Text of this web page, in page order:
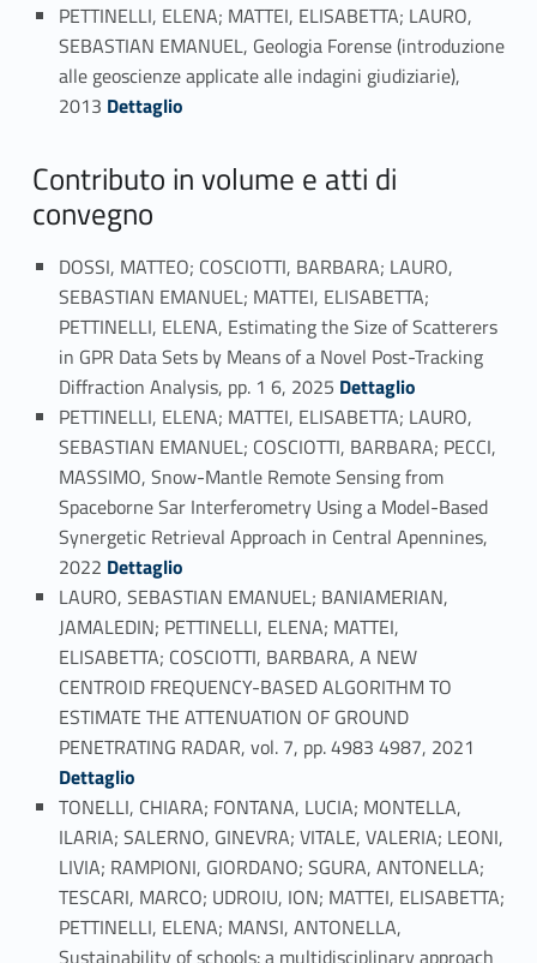
PETTINELLI, ELENA; MATTEI, ELISABETTA; LAURO,
SEBASTIAN EMANUEL, Geologia Forense (introduzione
alle geoscienze applicate alle indagini giudiziarie),
2013 Link identifier #identifier_person_169014-90
Dettaglio
Contributo in volume e atti di
convegno
DOSSI, MATTEO; COSCIOTTI, BARBARA; LAURO,
SEBASTIAN EMANUEL; MATTEI, ELISABETTA;
PETTINELLI, ELENA, Estimating the Size of Scatterers
in GPR Data Sets by Means of a Novel Post-Tracking
Diffraction Analysis, pp. 1 6, 2025 Link identifier #identifier_person_24024-91
Dettaglio
PETTINELLI, ELENA; MATTEI, ELISABETTA; LAURO,
SEBASTIAN EMANUEL; COSCIOTTI, BARBARA; PECCI,
MASSIMO, Snow-Mantle Remote Sensing from
Spaceborne Sar Interferometry Using a Model-Based
Synergetic Retrieval Approach in Central Apennines,
2022 Link identifier #identifier_person_57805-92
Dettaglio
LAURO, SEBASTIAN EMANUEL; BANIAMERIAN,
JAMALEDIN; PETTINELLI, ELENA; MATTEI,
ELISABETTA; COSCIOTTI, BARBARA, A NEW
CENTROID FREQUENCY-BASED ALGORITHM TO
ESTIMATE THE ATTENUATION OF GROUND
PENETRATING RADAR, vol. 7, pp. 4983 4987, 2021
Dettaglio
TONELLI, CHIARA; FONTANA, LUCIA; MONTELLA,
ILARIA; SALERNO, GINEVRA; VITALE, VALERIA; LEONI,
LIVIA; RAMPIONI, GIORDANO; SGURA, ANTONELLA;
TESCARI, MARCO; UDROIU, ION; MATTEI, ELISABETTA;
PETTINELLI, ELENA; MANSI, ANTONELLA,